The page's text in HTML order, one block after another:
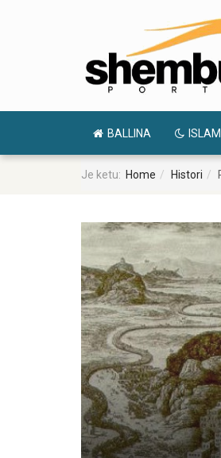
BALLINA
Je ketu: Home Histori